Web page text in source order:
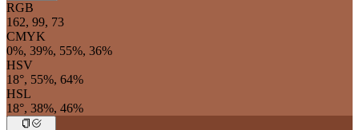
RGB
162, 99, 73
CMYK
0%, 39%, 55%, 36%
HSV
18°, 55%, 64%
HSL
18°, 38%, 46%